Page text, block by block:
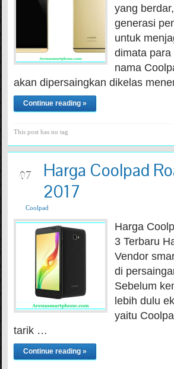
yang
generasi
untuk
dimata
nama
akan dipersaingkan dikelas
Continue reading »
This post has no tag
07
Harga Coolpad
2017
Coolpad
Harga
3 Terbaru
Vendor
di
Sebelum
lebih dulu
yaitu
tarik …
Continue reading »